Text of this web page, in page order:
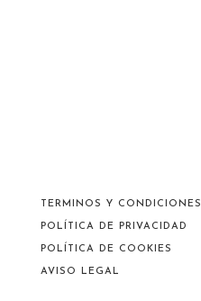
TERMINOS Y CONDICIONES
POLÍTICA DE PRIVACIDAD
POLÍTICA DE COOKIES
AVISO LEGAL